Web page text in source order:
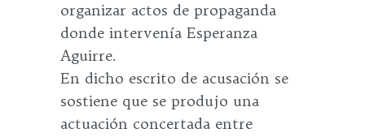
organizar actos de propaganda
donde intervenía Esperanza
Aguirre.
En dicho escrito de acusación se
sostiene que se produjo una
actuación concertada entre